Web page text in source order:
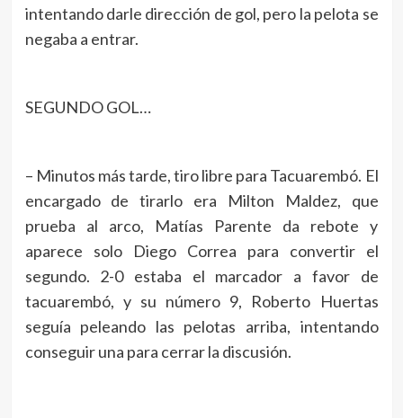
intentando darle dirección de gol, pero la pelota se
negaba a entrar.
SEGUNDO GOL…
– Minutos más tarde, tiro libre para Tacuarembó. El
encargado de tirarlo era Milton Maldez, que
prueba al arco, Matías Parente da rebote y
aparece solo Diego Correa para convertir el
segundo. 2-0 estaba el marcador a favor de
tacuarembó, y su número 9, Roberto Huertas
seguía peleando las pelotas arriba, intentando
conseguir una para cerrar la discusión.